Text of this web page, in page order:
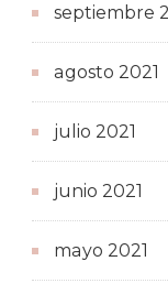
septiembre
agosto 2021
julio 2021
junio 2021
mayo 2021